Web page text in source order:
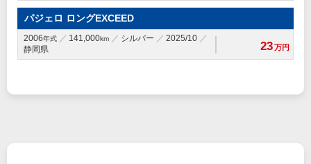
パジェロ ロングEXCEED
2006年式 141,000km シルバー
2025/10
静岡県
23万円